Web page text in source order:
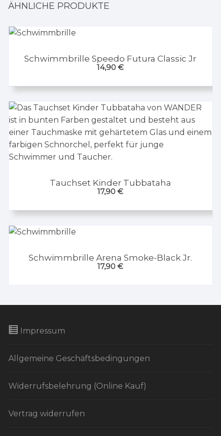
ÄHNLICHE PRODUKTE
Schwimmbrille Speedo Futura Classic Jr
14,90€
Tauchset Kinder Tubbataha
17,90€
Schwimmbrille Arena Smoke-Black Jr.
17,90€
Impressum
Allgemeine Geschäftsbedingungen
Widerrufsbelehrung (Online Kauf)
Vertrag widerrufen